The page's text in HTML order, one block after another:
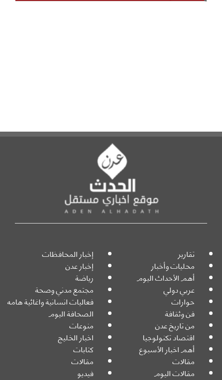
تقارير إخبار المحافظات
محليات وأخبار إخبار عدن
أهم الأحداث اليوم رياضة
عربي دولي مجتمع مدني وصحة
حوارات فعاليات انسانية واغاثية هامه
فن وثقافة الصحافة اليوم
من تاريخ عدن منوعات
اقتصاد تكنولوجيا اخبار الخليج
أهم اخبار الأسبوع كتابات
مقالات مقالات
مقالات اليوم فيديو